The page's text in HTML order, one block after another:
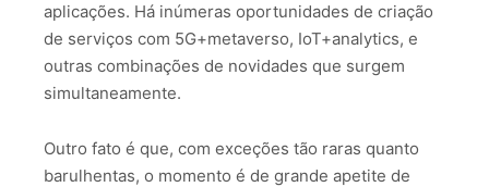
aplicações. Há inúmeras oportunidades de criação
de serviços com 5G+metaverso, IoT+analytics, e
outras combinações de novidades que surgem
simultaneamente.
Outro fato é que, com exceções tão raras quanto
barulhentas, o momento é de grande apetite de